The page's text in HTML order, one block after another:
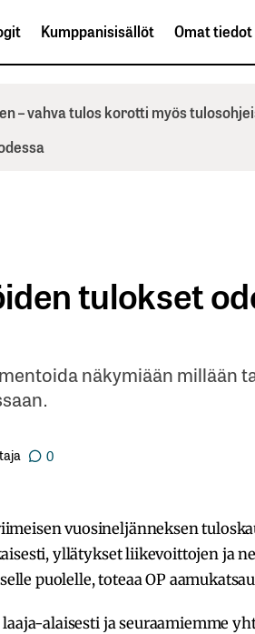
Kumppanisisällöt Omat tiedot
– vahva tulos korotti myös
tulokset
näkymiään millään
0
vuosineljänneksen
yllätykset liikevoittojen ja
puolelle, toteaa OP
alaisesti ja seuraamiemme